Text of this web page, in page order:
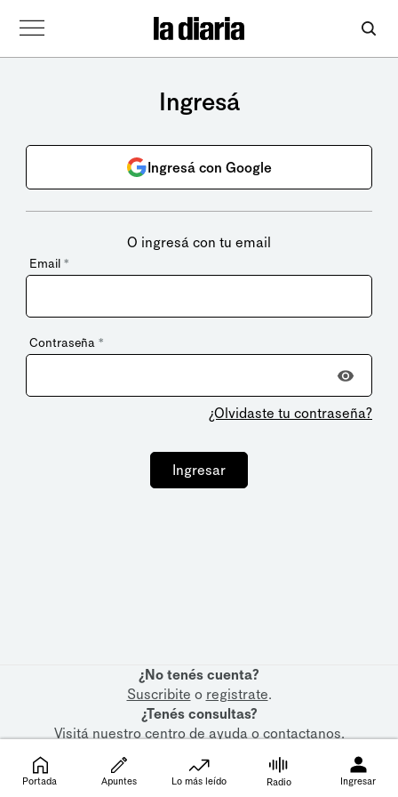
Ingresá
Ingresá con Google
O ingresá con tu email
Email *
Contraseña *
¿Olvidaste tu contraseña?
Ingresar
¿No tenés cuenta?
Suscribite o registrate.
¿Tenés consultas?
Visitá nuestrocentro de ayudaocontactanos.
Portada Apuntes Lo más leído Radio Ingresar